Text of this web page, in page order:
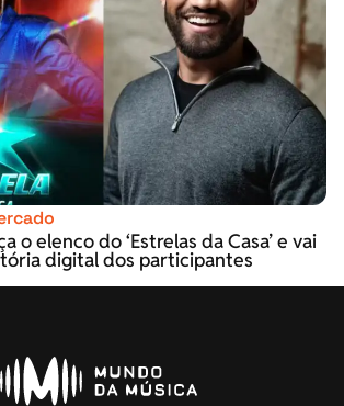
o elenco do ‘Estrelas da Casa’ e vai
digital dos participantes